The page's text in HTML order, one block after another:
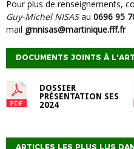
Pour plus de renseignements,
Guy-Michel NISASau 0696 95
mail gmnisas@martinique.fff.fr
DOCUMENTS JOINTS À
DOSSIER
PRÉSENTATION SES
2024
ARTICLES LES PLUS LUS